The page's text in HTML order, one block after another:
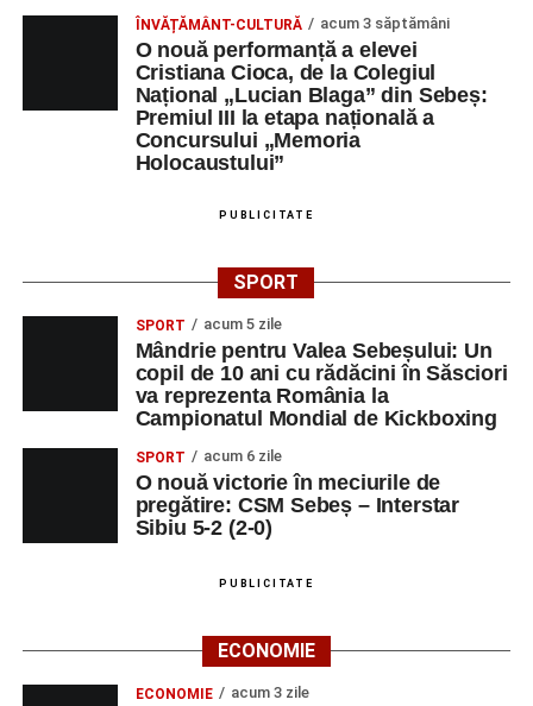
educație. După trei ediții care au abordat comunicarea
didactică, dinamica diferențelor, participarea și luarea
deciziilor, comunitatea Sinaxa Educațională își propune
să revină la întrebările fundamentale despre valorile care
stau la baza actului educațional și despre rolul
profesorului în formarea caracterului tinerilor.
Despre comunitatea Sinaxa Educațională
„Sinaxa Educațională”
profesori, dedicată susținerii unei educații centrate pe
valorile creștin-ortodoxe și pe formarea caracterului
elevilor. Născută din experiența duhovnicească și
formativă a Mănăstirii Oașa, Sinaxa își propune să
sprijine profesorii în regăsirea motivației interioare,
oferindu-le nu doar instrumente metodice actuale, ci și
contexte de sprijin reciproc, colaborare și reconectare la
vocația pedagogică autentică.
Urmărește-ne pe Google News
ÎNVĂȚĂMÂNT-CULTURĂ acum 3 săptămâni
O nouă performanță a elevei
Cristiana Cioca, de la Colegiul
Național „Lucian Blaga” din Sebeș:
Premiul III la etapa națională a
Concursului „Memoria
Holocaustului”
PUBLICITATE
SPORT
SPORT acum 5 zile
Mândrie pentru Valea Sebeșului: Un
copil de 10 ani cu rădăcini în Săsciori
va reprezenta România la
Campionatul Mondial de Kickboxing
SPORT acum 6 zile
O nouă victorie în meciurile de
pregătire: CSM Sebeș – Interstar
Sibiu 5-2 (2-0)
PUBLICITATE
ECONOMIE
ECONOMIE acum 3 zile